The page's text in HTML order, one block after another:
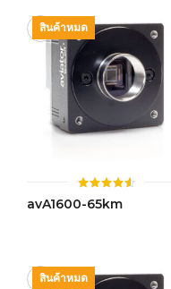
สินค้าหมด
ให้
คะแนน
avA1600-65km
สินค้าหมด